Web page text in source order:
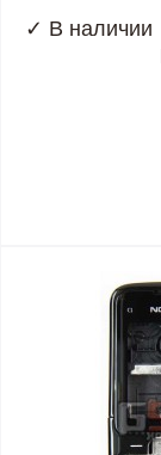
✓ В наличии